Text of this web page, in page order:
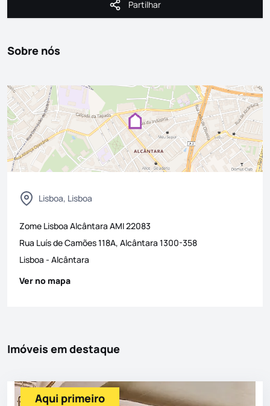
Partilhar
Partilhar
Sobre nós
Lisboa, Lisboa
Zome Lisboa Alcântara AMI22083
Rua Luís de Camões 118A, Alcântara 1300-358
Lisboa - Alcântara
Ver no mapa
Imóveis em destaque
Aqui primeiro